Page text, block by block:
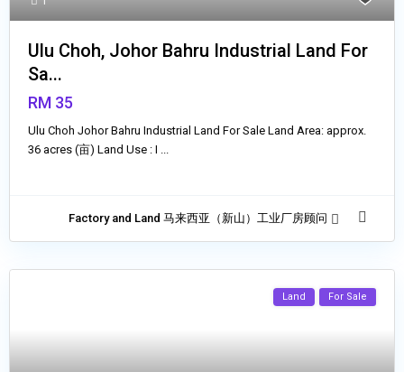
Ulu Choh, Johor Bahru Industrial Land For
Sa...
RM 35
Ulu Choh Johor Bahru Industrial Land For Sale Land Area: approx.
36 acres (亩) Land Use : I
Factory and Land 马来西亚（新山）工业厂房顾问
Land For Sale